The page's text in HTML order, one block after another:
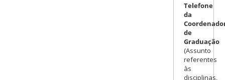
Telefone
da
de
Graduação
(Assunto
referentes
às
disciplinas,